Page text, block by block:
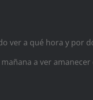
ver a qué hora y por
a ver